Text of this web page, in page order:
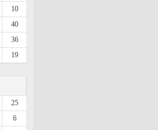
10
40
36
19
25
6